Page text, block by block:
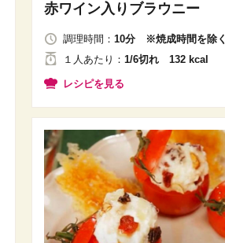
赤ワイン入りブラウニー
調理時間： 10分 ※焼成時間を除く
１人あたり ： 1/6切れ 132 kcal
レシピを見る